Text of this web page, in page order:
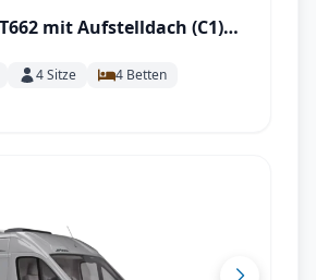
mit Aufstelldach (C1)
Zubehör
4Sitze 4 Betten